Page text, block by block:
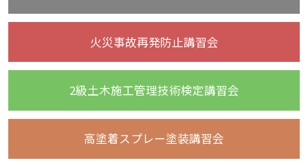
火災事故再発防止講習会
2級土木施工管理技術検定講習会
高塗着スプレー塗装講習会